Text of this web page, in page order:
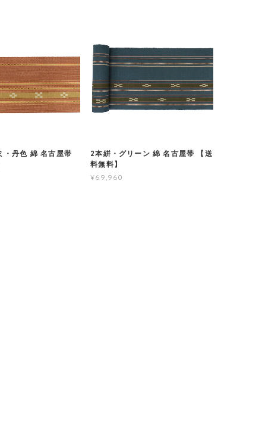
・丹色 綿 名古屋帯
2本絣・グリーン 綿 名古屋帯 【送
料無料】
¥69,960